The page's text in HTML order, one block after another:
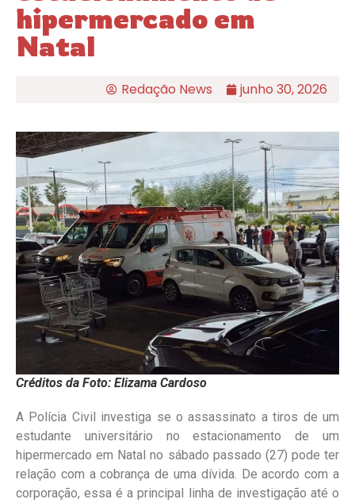
hipermercado em
Natal
Redação News junho 30, 2026
Créditos da Foto: Elizama Cardoso
A Polícia Civil investiga se o assassinato a tiros de um
estudante universitário no estacionamento de um
hipermercado em Natal no sábado passado (27) pode ter
relação com a cobrança de uma dívida. De acordo com a
corporação, essa é a principal linha de investigação até o